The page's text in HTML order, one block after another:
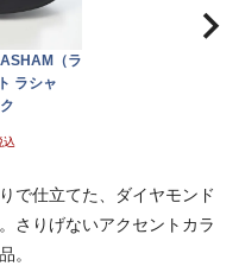
（ラ
ラシャ
込
で仕立てた、ダイヤモンド
さりげないアクセントカラ
。